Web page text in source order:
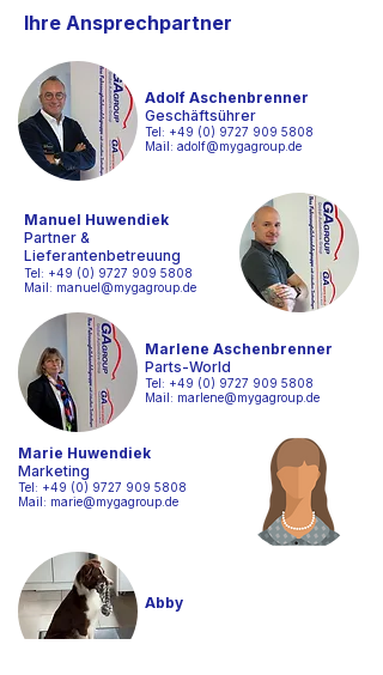
Ihre Ansprechpartner
Adolf Aschenbrenner
Geschäftsührer
Tel: +49 (0) 9727 909 5808
Mail: adolf@mygagroup.de
Manuel Huwendiek
Partner &
Lieferantenbetreuung
Tel: +49 (0) 9727 909 5808
Mail: manuel@mygagroup.de
Marlene Aschenbrenner
Parts-World
Tel: +49 (0) 9727 909 5808
Mail: marlene@mygagroup.de
Marie Huwendiek
Marketing
Tel: +49 (0) 9727 909 5808
Mail: marie@mygagroup.de
Abby